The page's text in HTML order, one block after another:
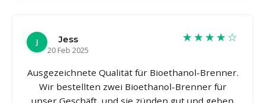
J
Jess
20 Feb 2025
★★★★☆
Ausgezeichnete Qualität für Bioethanol-Brenner.
Wir bestellten zwei Bioethanol-Brenner für
unser Geschäft, und sie zünden gut und geben